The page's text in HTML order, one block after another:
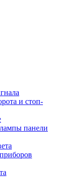
и стоп-
панели